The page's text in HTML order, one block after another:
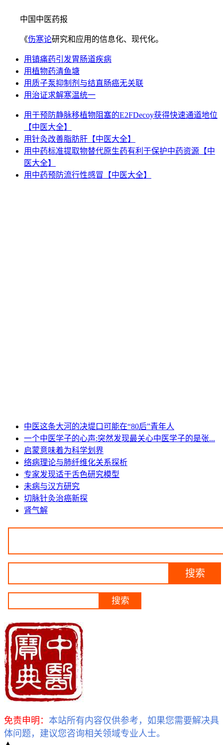
中国中医药报
《伤寒论研究和应用的信息化、现代化。
用镇痛药引发胃肠道疾病
用植物药清鱼塘
用质子泵抑制剂与结直肠癌无关联
用治证求解寒温统一
用于预防静脉移植物阻塞的E2FDecoy获得快速通道地位
【中医大全】
用针灸改善脂肪肝【中医大全】
用中药标准提取物替代原生药有利于保护中药资源【中
医大全】
用中药预防流行性感冒【中医大全】
中医这条大河的决堤口可能在“80后”青年人
一个中医学子的心声:突然发现最关心中医学子的是张...
启蒙意味着为科学划界
络病理论与肺纤维化关系探析
专家发现适于舌色研究模型
未病与汉方研究
切脉针灸治癌新探
肾气解
免责申明： 本站所有内容仅供参考，如果您需要解决具
体问题，建议您咨询相关领域专业人士。
▲